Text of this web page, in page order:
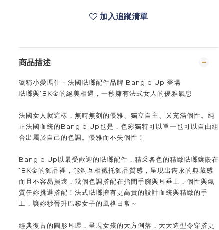
加入追蹤清單
商品描述
號稱小愛瑪仕－法國琺瑯配件品牌 Bangle Up 登場
琺瑯與18K金的絕美相遇，一秒擁有法式女人的優雅氣息
法國女人就這樣，無時無刻的優雅、獨立自主、又充滿個性。 純
正法國血統的Bangle Up也是，色彩獨特可以單一也可以自由組
合出屬於自己的色調。優雅而不失個性！
Bangle Up以最受歡迎的琺瑯配件，精采各色的精緻琺瑯鑲嵌在
18K金的飾品裡，能夠互相襯托飾品質感，呈現出雋永的典藏感
而且不容易損壞，幾個色調搭配在指間手腕與耳垂上，個性與氣
質任妳挑選搭配！法式琺瑯擁有更高貴的設計血統與精緻的手
工，讓妳秒晉升巴黎女子的風格日常～
經典復古的圓形耳環，呈現女孩的大方俐落，大大造型令穿搭更